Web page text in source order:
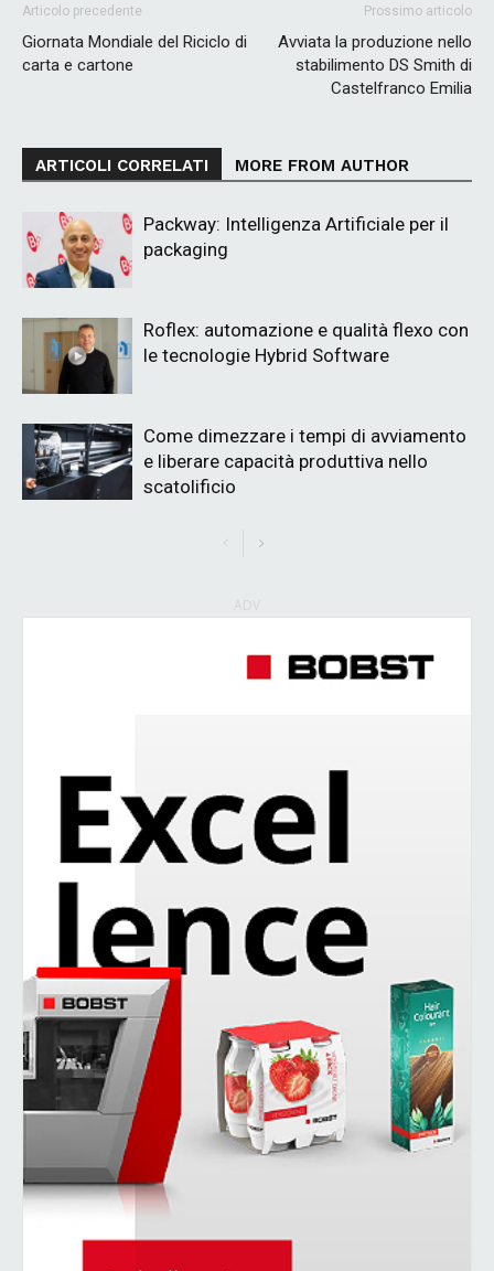
Articolo precedente
Giornata Mondiale del Riciclo di
carta e cartone
Prossimo articolo
Avviata la produzione nello
stabilimento DS Smith di
Castelfranco Emilia
ARTICOLI CORRELATI MORE FROM AUTHOR
Packway: Intelligenza Artificiale per il
packaging
Roflex: automazione e qualità flexo con
le tecnologie Hybrid Software
Come dimezzare i tempi di avviamento
e liberare capacità produttiva nello
scatolificio